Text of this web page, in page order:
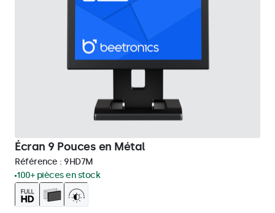
Écran 9 Pouces en Métal
Référence : 9HD7M
100+ pièces en stock